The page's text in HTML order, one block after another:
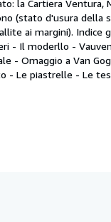
la Cartiera Ventura,
(stato d'usura della
ai margini). Indice
- Il moderllo -
- Omaggio a Van
- Le piastrelle - Le